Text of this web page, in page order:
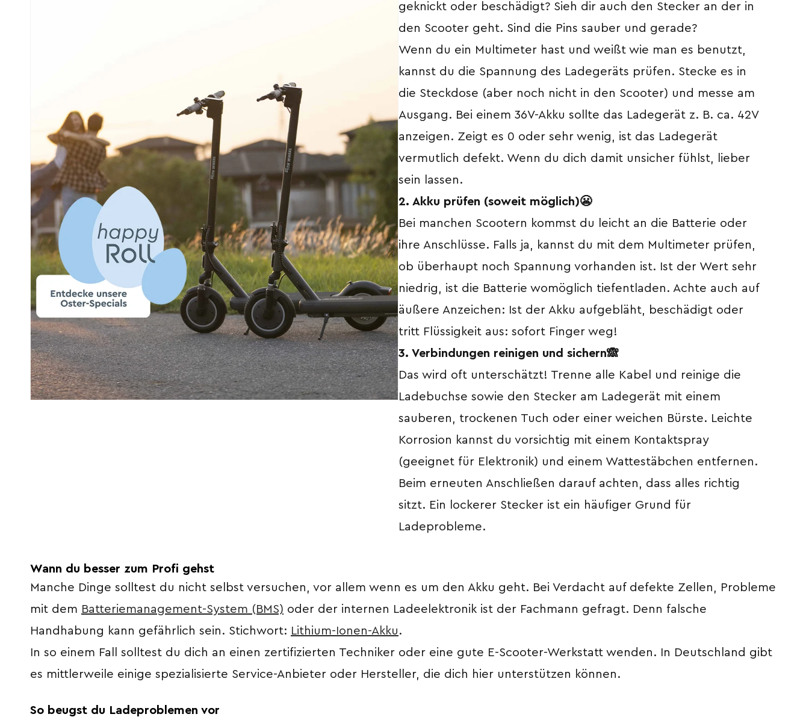
geknickt oder beschädigt? Sieh dir auch den Stecker an der in
den Scooter geht. Sind die Pins sauber und gerade?
Wenn du ein Multimeter hast und weißt wie man es benutzt,
kannst du die Spannung des Ladegeräts prüfen. Stecke es in
die Steckdose (aber noch nicht in den Scooter) und messe am
Ausgang. Bei einem 36V-Akku sollte das Ladegerät z. B. ca. 42V
anzeigen. Zeigt es 0 oder sehr wenig, ist das Ladegerät
vermutlich defekt. Wenn du dich damit unsicher fühlst, lieber
sein lassen.
2. Akku prüfen (soweit möglich)😬
Bei manchen Scootern kommst du leicht an die Batterie oder
ihre Anschlüsse. Falls ja, kannst du mit dem Multimeter prüfen,
ob überhaupt noch Spannung vorhanden ist. Ist der Wert sehr
niedrig, ist die Batterie womöglich tiefentladen. Achte auch auf
äußere Anzeichen: Ist der Akku aufgebläht, beschädigt oder
tritt Flüssigkeit aus: sofort Finger weg!
3. Verbindungen reinigen und sichern🙈
Das wird oft unterschätzt! Trenne alle Kabel und reinige die
Ladebuchse sowie den Stecker am Ladegerät mit einem
sauberen, trockenen Tuch oder einer weichen Bürste. Leichte
Korrosion kannst du vorsichtig mit einem Kontaktspray
(geeignet für Elektronik) und einem Wattestäbchen entfernen.
Beim erneuten Anschließen darauf achten, dass alles richtig
sitzt. Ein lockerer Stecker ist ein häufiger Grund für
Ladeprobleme.
Wann du besser zum Profi gehst
Manche Dinge solltest du nicht selbst versuchen, vor allem wenn es um den Akku geht. Bei Verdacht auf defekte Zellen, Probleme
mit dem Batteriemanagement-System (BMS) oder der internen Ladeelektronik ist der Fachmann gefragt. Denn falsche
Handhabung kann gefährlich sein. Stichwort: Lithium-Ionen-Akku .
In so einem Fall solltest du dich an einen zertifizierten Techniker oder eine gute E-Scooter-Werkstatt wenden. In Deutschland gibt
es mittlerweile einige spezialisierte Service-Anbieter oder Hersteller, die dich hier unterstützen können.
So beugst du Ladeproblemen vor